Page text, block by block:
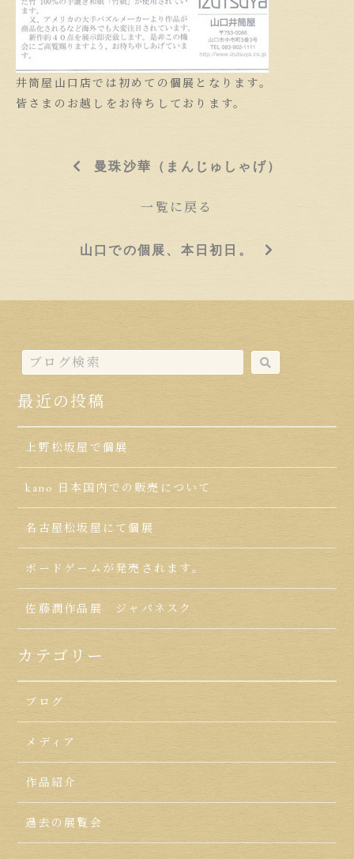
井筒屋山口店では初めての個展となります。
皆さまのお越しをお待ちしております。
曼珠沙華（まんじゅしゃげ）
一覧に戻る
山口での個展、本日初日。
最近の投稿
上野松坂屋で個展
kano 日本国内での販売について
名古屋松坂屋にて個展
ボードゲームが発売されます。
佐藤潤作品展 ジャパネスク
カテゴリー
ブログ
メディア
作品紹介
過去の展覧会